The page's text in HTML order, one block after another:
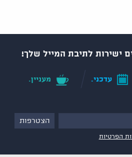
ישירות לתיבת המייל שלך!
עדכני. מעניין.
הפרטיות